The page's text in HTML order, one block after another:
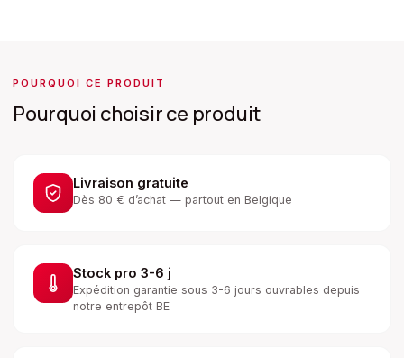
POURQUOI CE PRODUIT
Pourquoi choisir ce produit
Livraison gratuite
Dès 80 € d’achat — partout en Belgique
Stock pro 3-6 j
Expédition garantie sous 3-6 jours ouvrables depuis
notre entrepôt BE